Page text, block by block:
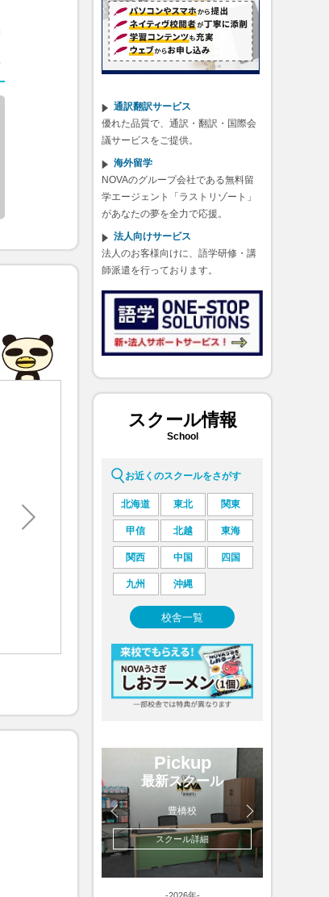
外国人に話しかけられ楽しく会話ができた
#フリープラン(グループ) #駅前留学
学校やバイト先などで外国人に話しかけられた時に、楽
しく会話ができたこと。
通訳翻訳サービス
優れた品質で、通訳・翻訳・国際会
議サービスをご提供。
海外留学
NOVAのグループ会社である無料留
学エージェント「ラストリゾート」
があなたの夢を全力で応援。
法人向けサービス
法人のお客様向けに、語学研修・講
師派遣を行っております。
スクール情報
School
お近くのスクールをさがす
北海道 東北 関東
甲信 北越 東海
関西 中国 四国
九州 沖縄
校舎一覧
Pickup
最新スクール
豊橋校
スクール詳細